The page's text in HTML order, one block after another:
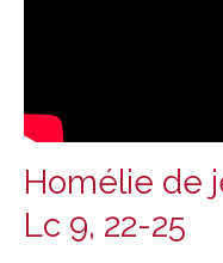
Homélie de
Lc 9, 22-25